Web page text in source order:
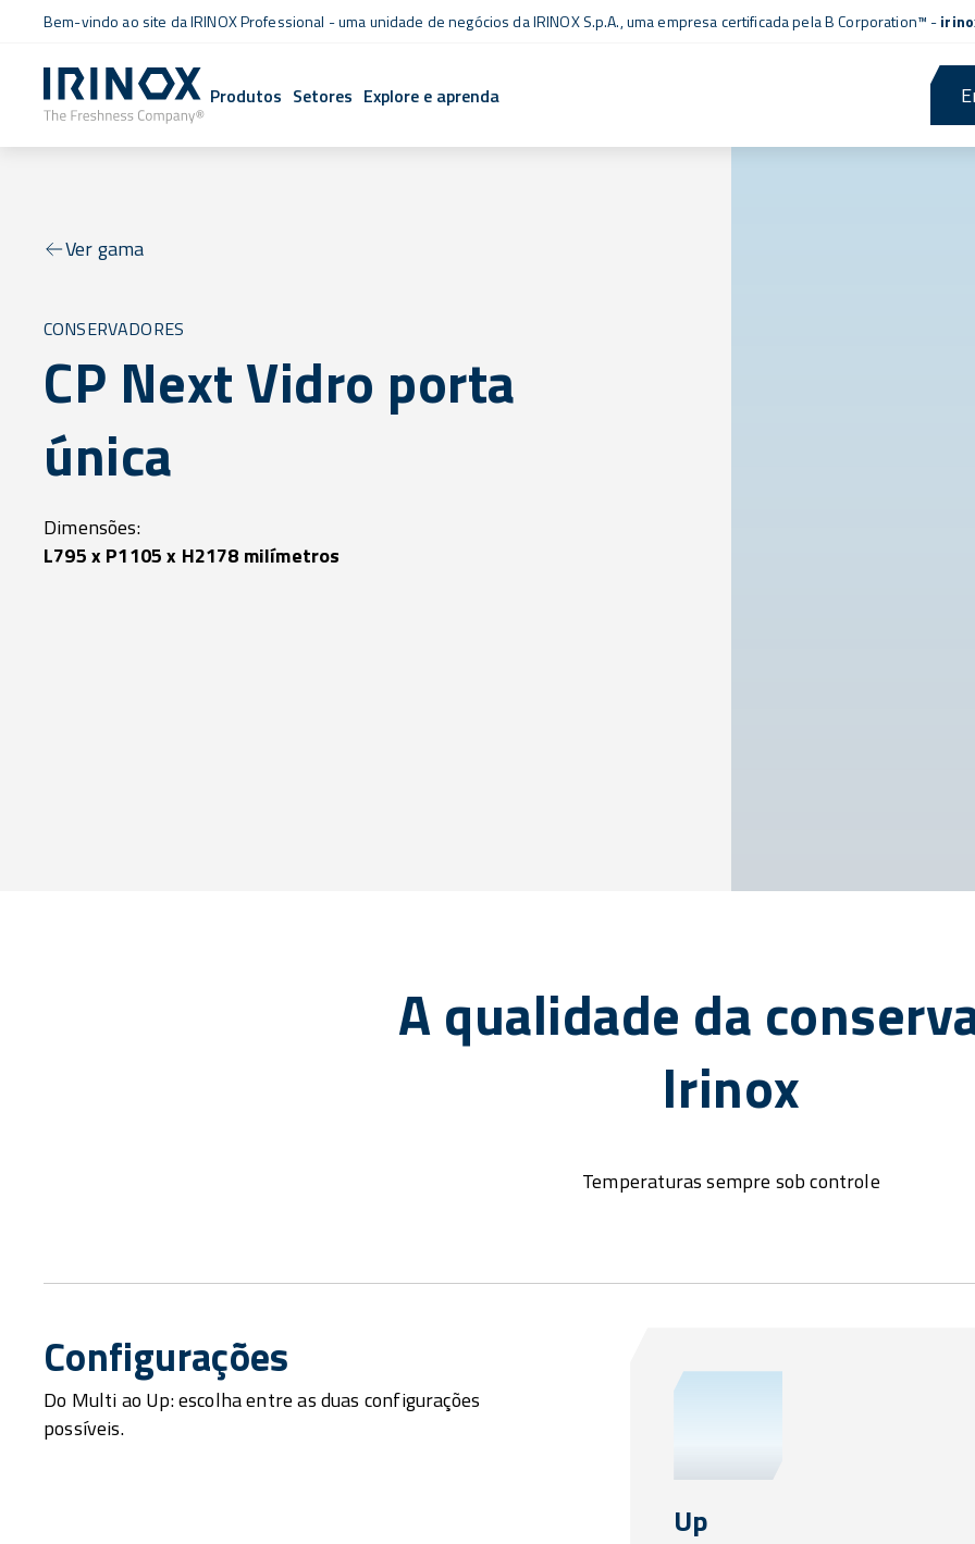
Bem-vindo ao site da IRINOX Professional - uma unidade de negócios da IRINOX S.p.A., uma empresacertificada pela B Corporation™ -
Produtos Setores Explore e aprenda
Ver gama
CONSERVADORES
CP Next Vidro porta
única
Dimensões:
L795 x P1105 x H2178 milímetros
A qualidade da
Irinox
Temperaturas sempre sob controle
Configurações
Do Multi ao Up: escolha entre as duas configurações
possíveis.
Up